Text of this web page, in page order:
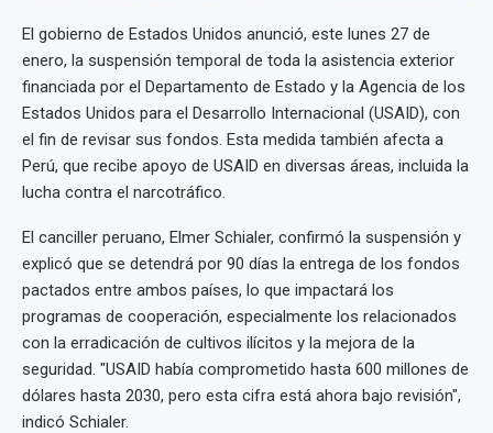
El gobierno de Estados Unidos anunció, este lunes 27 de
enero, la suspensión temporal de toda la asistencia exterior
financiada por el Departamento de Estado y la Agencia de los
Estados Unidos para el Desarrollo Internacional (USAID), con
el fin de revisar sus fondos. Esta medida también afecta a
Perú, que recibe apoyo de USAID en diversas áreas, incluida la
lucha contra el narcotráfico.
El canciller peruano, Elmer Schialer, confirmó la suspensión y
explicó que se detendrá por 90 días la entrega de los fondos
pactados entre ambos países, lo que impactará los
programas de cooperación, especialmente los relacionados
con la erradicación de cultivos ilícitos y la mejora de la
seguridad. "USAID había comprometido hasta 600 millones de
dólares hasta 2030, pero esta cifra está ahora bajo revisión",
indicó Schialer.